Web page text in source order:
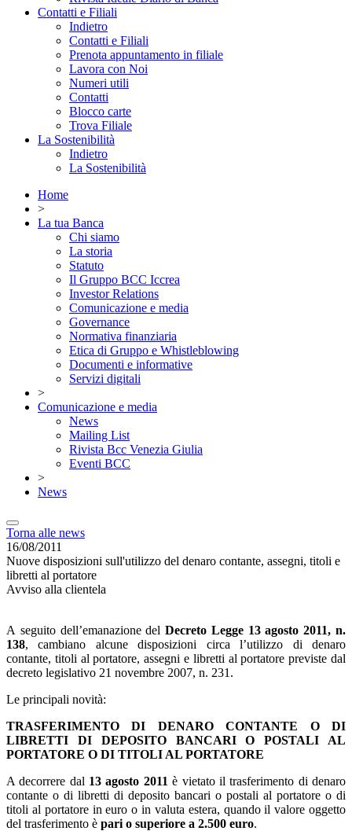
Contatti e Filiali
Indietro
Contatti e Filiali
Prenota appuntamento in filiale
Lavora con Noi
Numeri utili
Contatti
Blocco carte
Trova Filiale
La Sostenibilità
Indietro
La Sostenibilità
Home
>
La tua Banca
Chi siamo
La storia
Statuto
Il Gruppo BCC Iccrea
Investor Relations
Comunicazione e media
Governance
Normativa finanziaria
Etica di Gruppo e Whistleblowing
Documenti e informative
Servizi digitali
>
Comunicazione e media
News
Mailing List
Rivista Bcc Venezia Giulia
Eventi BCC
>
News
Torna alle news
16/08/2011
Nuove disposizioni sull'utilizzo del denaro contante, assegni, titoli e
libretti al portatore
Avviso alla clientela
A seguito dell’emanazione delDecreto Legge 13 agosto 2011, n.
138, cambiano alcune disposizioni circa l’utilizzo di denaro
contante, titoli al portatore, assegni e libretti al portatore previste dal
decreto legislativo 21 novembre 2007, n. 231.
Le principali novità:
TRASFERIMENTO DI DENARO CONTANTE O DI
LIBRETTI DI DEPOSITO BANCARI O POSTALI AL
PORTATORE O DI TITOLI AL PORTATORE
A decorrere dal 13 agosto 2011 è vietato il trasferimento di denaro
contante o di libretti di deposito bancari o postali al portatore o di
titoli al portatore in euro o in valuta estera, quando il valore oggetto
del trasferimento è pari o superiore a 2.500 euro.